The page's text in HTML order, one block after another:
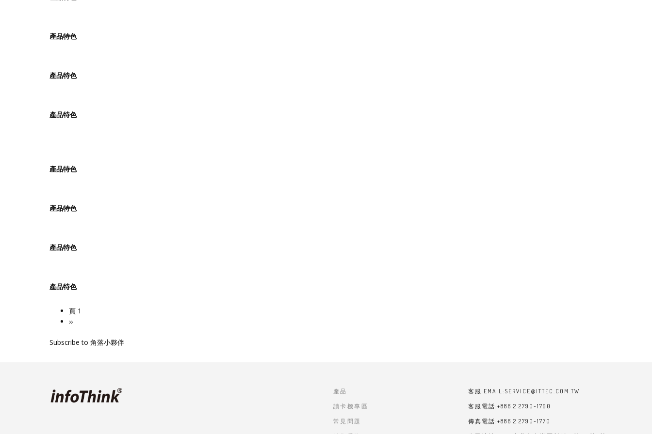
產品特色
產品特色
產品特色
產品特色
產品特色
產品特色
產品特色
Pagination
頁 1
下
頁
››
Subscribe to 角落小夥伴
產品
讀卡機專區
常見問題
客服 EMAIL:SERVICE@ITTEC.COM.TW
客服電話:+886 2 2790-1790
傳真電話:+886 2 2790-1770